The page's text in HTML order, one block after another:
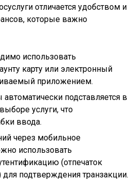
отличается удобством и
которые важно
использовать
карту или электронный
приложением.
подставляется в
услуги, что
ввода.
через мобильное
использовать
(отпечаток
для подтверждения транзакции.